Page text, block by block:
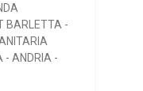
BARLETTA -
- ANDRIA -